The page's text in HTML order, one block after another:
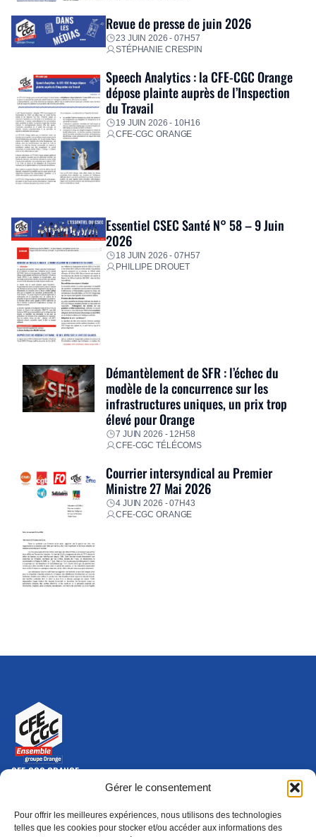
Gérer le consentement
Pour offrir les meilleures expériences, nous utilisons des technologies
telles que les cookies pour stocker et/ou accéder aux informations des
Revue de presse de juin 2026
23 JUIN 2026 - 07H57
STÉPHANIE CRESPIN
Speech Analytics : la CFE-CGC Orange
dépose plainte auprès de l’Inspection
du Travail
19 JUIN 2026 - 10H16
CFE-CGC ORANGE
Essentiel CSEC Santé N° 58 – 9 Juin
2026
18 JUIN 2026 - 07H57
PHILLIPE DROUET
Démantèlement de SFR : l’échec du
modèle de la concurrence sur les
infrastructures uniques, un prix trop
élevé pour Orange
7 JUIN 2026 - 12H58
CFE-CGC TÉLÉCOMS
Courrier intersyndical au Premier
Ministre 27 Mai 2026
4 JUIN 2026 - 07H43
CFE-CGC ORANGE
CFE-CGC ORANGE
10-12 rue Saint Amand, 75015 Paris Cedex 15
Nous contacter
01 46 79 28 74